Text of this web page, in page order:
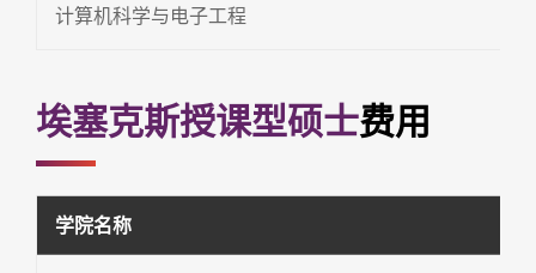
计算机科学与电子工程
埃塞克斯授课型硕士费用
学院名称